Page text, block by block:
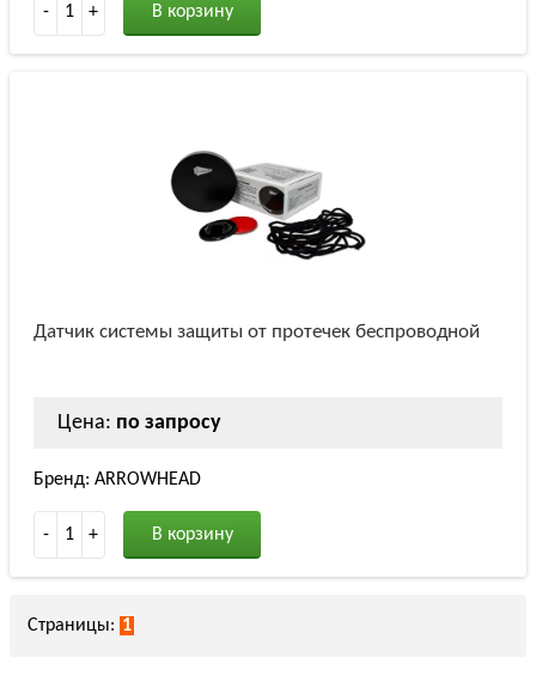
- 1 + В корзину
Датчик системы защиты от протечек беспроводной
Цена: по запросу
Бренд: ARROWHEAD
- 1 + В корзину
Страницы: 1